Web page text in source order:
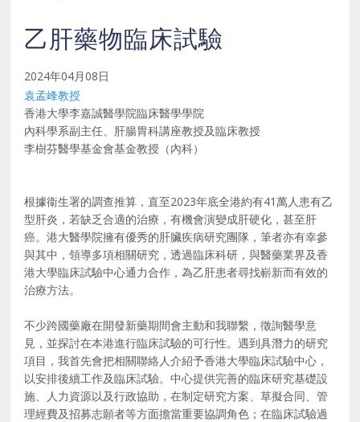
乙肝藥物臨床試驗
2024年04月08日
袁孟峰教授
香港大學李嘉誠醫學院臨床醫學學院
內科學系副主任、肝腸胃科講座教授及臨床教授
李樹芬醫學基金會基金教授（內科）
根據衞生署的調查推算，直至2023年底全港約有41萬人患有乙
型肝炎，若缺乏合適的治療，有機會演變成肝硬化，甚至肝
癌。港大醫學院擁有優秀的肝臟疾病研究團隊，筆者亦有幸參
與其中，領導多項相關研究，透過臨床科研，與醫藥業界及香
港大學臨床試驗中心通力合作，為乙肝患者尋找嶄新而有效的
治療方法。
不少跨國藥廠在開發新藥期間會主動和我聯繫，徵詢醫學意
見，並探討在本港進行臨床試驗的可行性。遇到具潛力的研究
項目，我首先會把相關聯絡人介紹予香港大學臨床試驗中心，
以安排後續工作及臨床試驗。中心提供完善的臨床研究基礎設
施、人力資源以及行政協助，在制定研究方案、草擬合同、管
理經費及招募志願者等方面擔當重要協調角色；在臨床試驗過